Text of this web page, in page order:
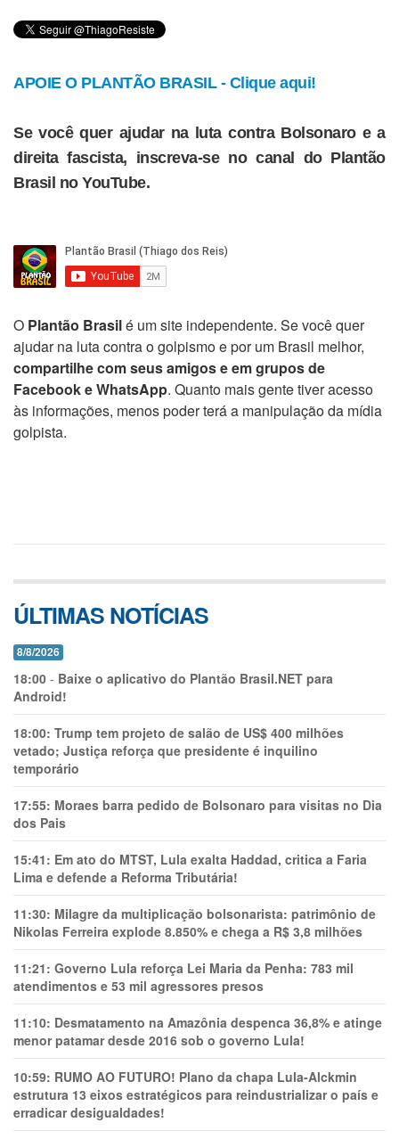
APOIE O PLANTÃO BRASIL - Clique aqui!
Se você quer ajudar na luta contra Bolsonaro e a
direita fascista, inscreva-se no canal do Plantão
Brasil no YouTube.
O Plantão Brasilé um site independente. Se você quer
ajudar na luta contra o golpismo e por um Brasil melhor,
compartilhe com seus amigos e em grupos de
Facebook e WhatsApp. Quanto mais gente tiver acesso
às informações, menos poder terá a manipulação da mídia
golpista.
ÚLTIMAS NOTÍCIAS
8/8/2026
18:00 - Baixe o aplicativo do Plantão Brasil.NET para
Android!
18:00: Trump tem projeto de salão de US$ 400 milhões
vetado; Justiça reforça que presidente é inquilino
temporário
17:55: Moraes barra pedido de Bolsonaro para visitas no Dia
dos Pais
15:41: Em ato do MTST, Lula exalta Haddad, critica a Faria
Lima e defende a Reforma Tributária!
11:30: Milagre da multiplicação bolsonarista: patrimônio de
Nikolas Ferreira explode 8.850% e chega a R$ 3,8 milhões
11:21: Governo Lula reforça Lei Maria da Penha: 783 mil
atendimentos e 53 mil agressores presos
11:10: Desmatamento na Amazônia despenca 36,8% e atinge
menor patamar desde 2016 sob o governo Lula!
10:59: RUMO AO FUTURO! Plano da chapa Lula-Alckmin
estrutura 13 eixos estratégicos para reindustrializar o país e
erradicar desigualdades!